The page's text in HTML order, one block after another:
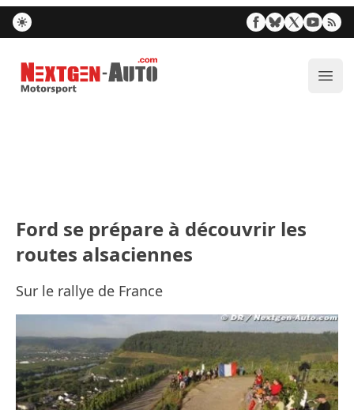
Nextgen-Auto.com
Ford se prépare à découvrir les
routes alsaciennes
Sur le rallye de France